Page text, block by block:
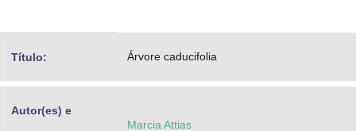
Advocacia-Geral da União
Banco Central do Brasil
Título: Árvore caducifolia
Autor(es) e
Marcia Attias